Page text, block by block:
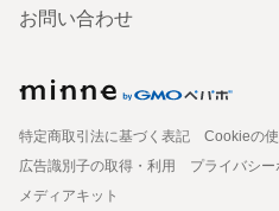
お問い合わせ
特定商取引法に基づく表記
Cookieの
広告識別子の取得・利用
プライバシー
メディアキット